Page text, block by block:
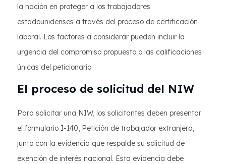
la nación en proteger a los trabajadores
estadounidenses a través del proceso de certificación
laboral. Los factores a considerar pueden incluir la
urgencia del compromiso propuesto o las calificaciones
únicas del peticionario.
El proceso de solicitud del NIW
Para solicitar una NIW, los solicitantes deben presentar
el formulario I-140, Petición de trabajador extranjero,
junto con la evidencia que respalde su solicitud de
exención de interés nacional. Esta evidencia debe